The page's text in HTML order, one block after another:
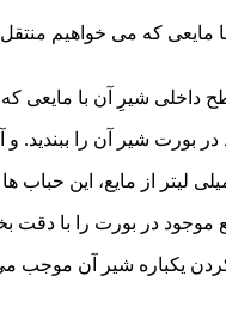
داخلی شیرِ آن با مایعی
شیر آن را ببندید. و آن
از مایع، این حباب ها
در بورت را با دقت
یکباره شیر آن